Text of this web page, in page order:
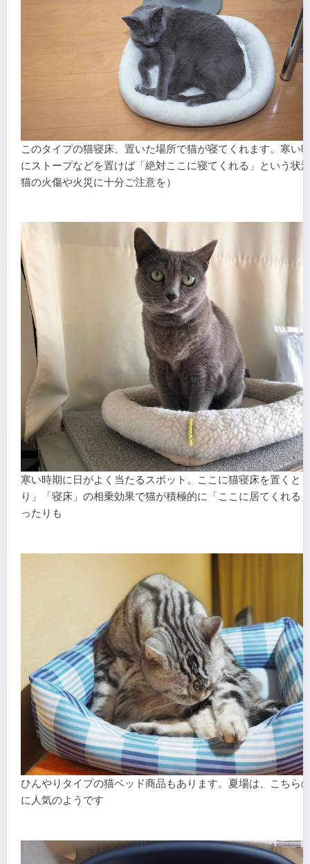
このタイプの猫寝床、置いた場所で猫が寝てくれます。寒い
にストープなどを置けば「絶対ここに寝てくれる」という状
猫の火傷や火災に十分ご注意を）
寒い時期に日がよく当たるスポット。ここに猫寝床を置くと
り」「寝床」の相乗効果で猫が積極的に「ここに居てくれる
ったりも
ひんやりタイプの猫ベッド商品もあります。夏場は、こちら
に人気のようです